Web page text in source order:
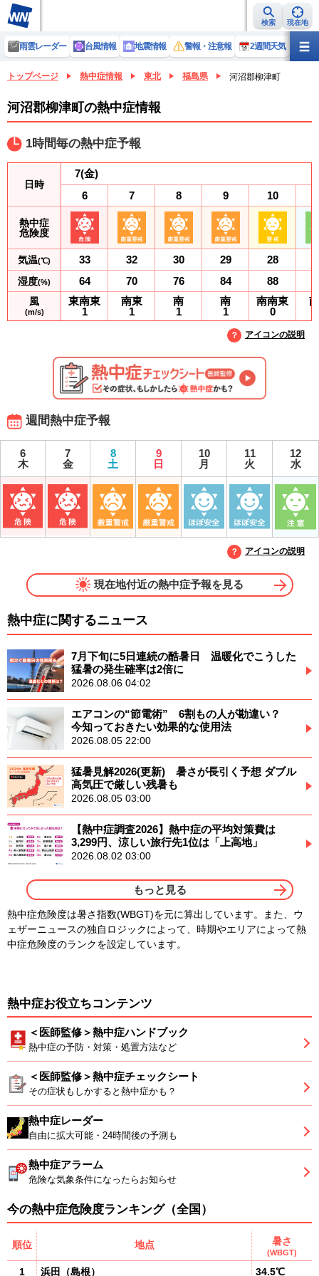
検索 現在地
雨雲レーダー 台風情報 地震情報 警報・注意報 2週間天気 ラ
トップページ 熱中症情報 東北 福島県 河沼郡柳津町
河沼郡柳津町の熱中症情報
1時間毎の熱中症予報
日時
熱中症
危険度
気温(℃)
湿度(%)
風
(m/s)
7(金)
6
33
64
東南東
1
7
32
70
南東
1
8
30
76
南
1
9
29
84
南
1
10
28
88
南南東
0
アイコンの説明
週間熱中症予報
6
木
7
金
8
土
9
日
10
月
11
火
12
水
アイコンの説明
現在地付近の熱中症予報を見る
熱中症に関するニュース
7月下旬に5日連続の酷暑日 温暖化でこうした
猛暑の発生確率は2倍に
2026.08.06 04:02
エアコンの“節電術” 6割もの人が勘違い？
今知っておきたい効果的な使用法
2026.08.05 22:00
猛暑見解2026(更新) 暑さが長引く予想 ダブル
高気圧で厳しい残暑も
2026.08.05 03:00
【熱中症調査2026】熱中症の平均対策費は
3,299円、涼しい旅行先1位は「上高地」
2026.08.02 03:00
もっと見る
熱中症危険度は暑さ指数(WBGT)を元に算出しています。また、ウ
ェザーニュースの独自ロジックによって、時期やエリアによって熱
中症危険度のランクを設定しています。
熱中症お役立ちコンテンツ
＜医師監修＞熱中症ハンドブック
熱中症の予防・対策・処置方法など
＜医師監修＞熱中症チェックシート
その症状もしかすると熱中症かも？
熱中症レーダー
自由に拡大可能・24時間後の予測も
熱中症アラーム
危険な気象条件になったらお知らせ
今の熱中症危険度ランキング（全国）
順位 地点 暑さ
(WBGT)
1 浜田 （島根） 34.5℃